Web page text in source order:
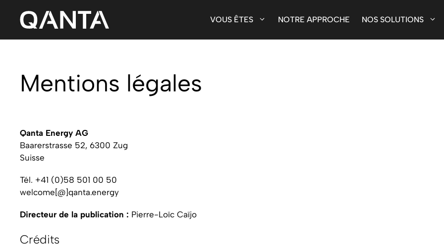
contenu
VOUS ÊTES NOTRE APPROCHE NOS SOLUTIONS
Mentions légales
Qanta Energy AG
Baarerstrasse 52, 6300 Zug
Suisse
Tél. +41 (0)58 501 00 50
welcome[@]qanta.energy
Directeur de la publication : Pierre-Loïc Caïjo
Crédits